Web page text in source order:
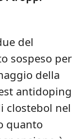
del
sospeso per
della
antidoping
clostebol nel
quanto